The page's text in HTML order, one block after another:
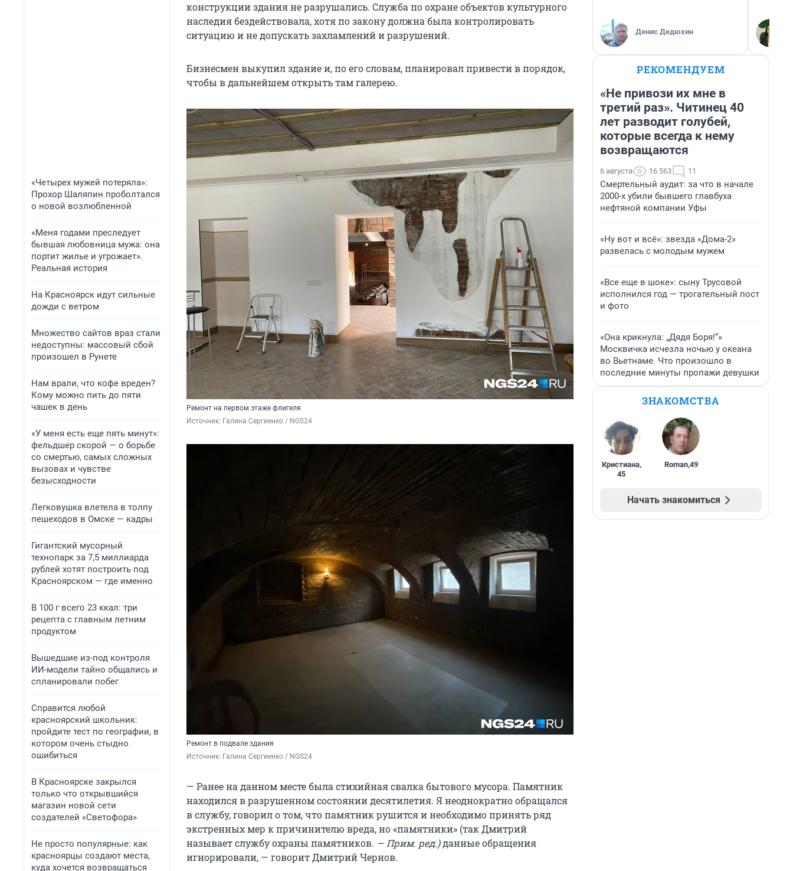
«Четырех мужей потеряла»:
Прохор Шаляпин проболтался
о новой возлюбленной
«Меня годами преследует
бывшая любовница мужа: она
портит жилье и угрожает».
Реальная история
На Красноярск идут сильные
дожди с ветром
Множество сайтов враз стали
недоступны: массовый сбой
произошел в Рунете
Нам врали, что кофе вреден?
Кому можно пить до пяти
чашек в день
«У меня есть еще пять минут»:
фельдшер скорой — о борьбе
со смертью, самых сложных
вызовах и чувстве
безысходности
Легковушка влетела в толпу
пешеходов в Омске — кадры
Гигантский мусорный
технопарк за 7,5 миллиарда
рублей хотят построить под
Красноярском — где именно
В 100 г всего 23 ккал: три
рецепта с главным летним
продуктом
Вышедшие из-под контроля
ИИ-модели тайно общались и
спланировали побег
Справится любой
красноярский школьник:
пройдите тест по географии, в
котором очень стыдно
ошибиться
В Красноярске закрылся
только что открывшийся
магазин новой сети
создателей «Светофора»
Не просто популярные: как
красноярцы создают места,
куда хочется возвращаться
конструкции здания не разрушались. Служба по охране объектов культурного
наследия бездействовала, хотя по закону должна была контролировать
ситуацию и не допускать захламлений и разрушений.
Бизнесмен выкупил здание и, по его словам, планировал привести в порядок,
чтобы в дальнейшем открыть там галерею.
Ремонт на первом этаже флигеля
Источник: Галина Сергиенко / NGS24
Ремонт в подвале здания
Источник: Галина Сергиенко / NGS24
— Ранее на данном месте была стихийная свалка бытового мусора. Памятник
находился в разрушенном состоянии десятилетия. Я неоднократно обращался
в службу, говорил о том, что памятник рушится и необходимо принять ряд
экстренных мер к причинителю вреда, но «памятники» (так Дмитрий
называет службу охраны памятников. — Прим. ред.)данные обращения
игнорировали, — говорит Дмитрий Чернов.
Денис Дедюхин
РЕКОМЕНДУЕМ
«Не привози их мне в
третий раз». Читинец 40
лет разводит голубей,
которые всегда к нему
возвращаются
6 августа 16 563 11
Смертельный аудит: за что в начале
2000-х убили бывшего главбуха
нефтяной компании Уфы
«Ну вот и всё»: звезда «Дома-2»
развелась с молодым мужем
«Все еще в шоке»: сыну Трусовой
исполнился год — трогательный пост
и фото
«Она крикнула: „Дядя Боря!“»
Москвичка исчезла ночью у океана
во Вьетнаме. Что произошло в
последние минуты пропажи девушки
ЗНАКОМСТВА
Кристиана,
45
Roman,49
Начать знакомиться